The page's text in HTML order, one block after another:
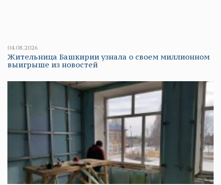
04.08.2026
Жительница Башкирии узнала о своем миллионном
выигрыше из новостей